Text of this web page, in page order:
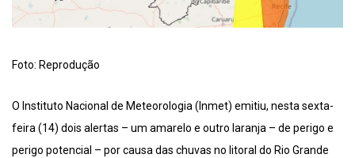
Foto: Reprodução
O Instituto Nacional de Meteorologia (Inmet) emitiu, nesta sexta-
feira (14) dois alertas – um amarelo e outro laranja – de perigo e
perigo potencial – por causa das chuvas no litoral do Rio Grande